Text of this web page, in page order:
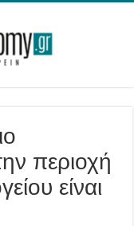
περιοχή
είναι